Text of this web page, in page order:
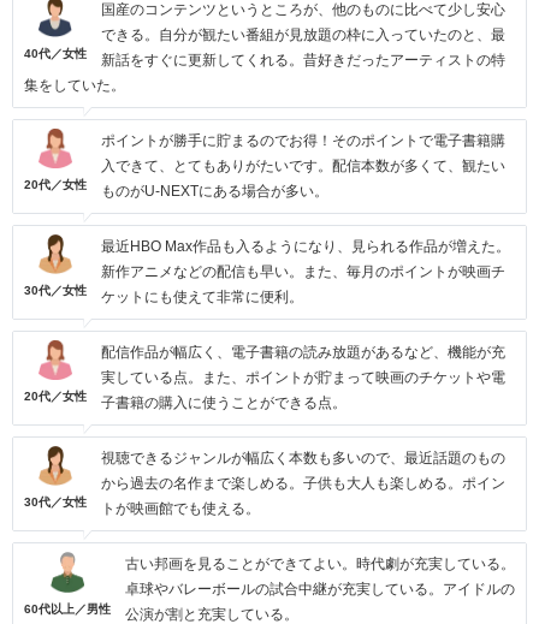
40代／女性
国産のコンテンツというところが、他のものに比べて少し安心
できる。自分が観たい番組が見放題の枠に入っていたのと、最
新話をすぐに更新してくれる。昔好きだったアーティストの特
集をしていた。
20代／女性
ポイントが勝手に貯まるのでお得！そのポイントで電子書籍購
入できて、とてもありがたいです。配信本数が多くて、観たい
ものがU-NEXTにある場合が多い。
30代／女性
最近HBO Max作品も入るようになり、見られる作品が増えた。
新作アニメなどの配信も早い。また、毎月のポイントが映画チ
ケットにも使えて非常に便利。
20代／女性
配信作品が幅広く、電子書籍の読み放題があるなど、機能が充
実している点。また、ポイントが貯まって映画のチケットや電
子書籍の購入に使うことができる点。
30代／女性
視聴できるジャンルが幅広く本数も多いので、最近話題のもの
から過去の名作まで楽しめる。子供も大人も楽しめる。ポイン
トが映画館でも使える。
60代以上／男性
古い邦画を見ることができてよい。時代劇が充実している。
卓球やバレーボールの試合中継が充実している。アイドルの
公演が割と充実している。